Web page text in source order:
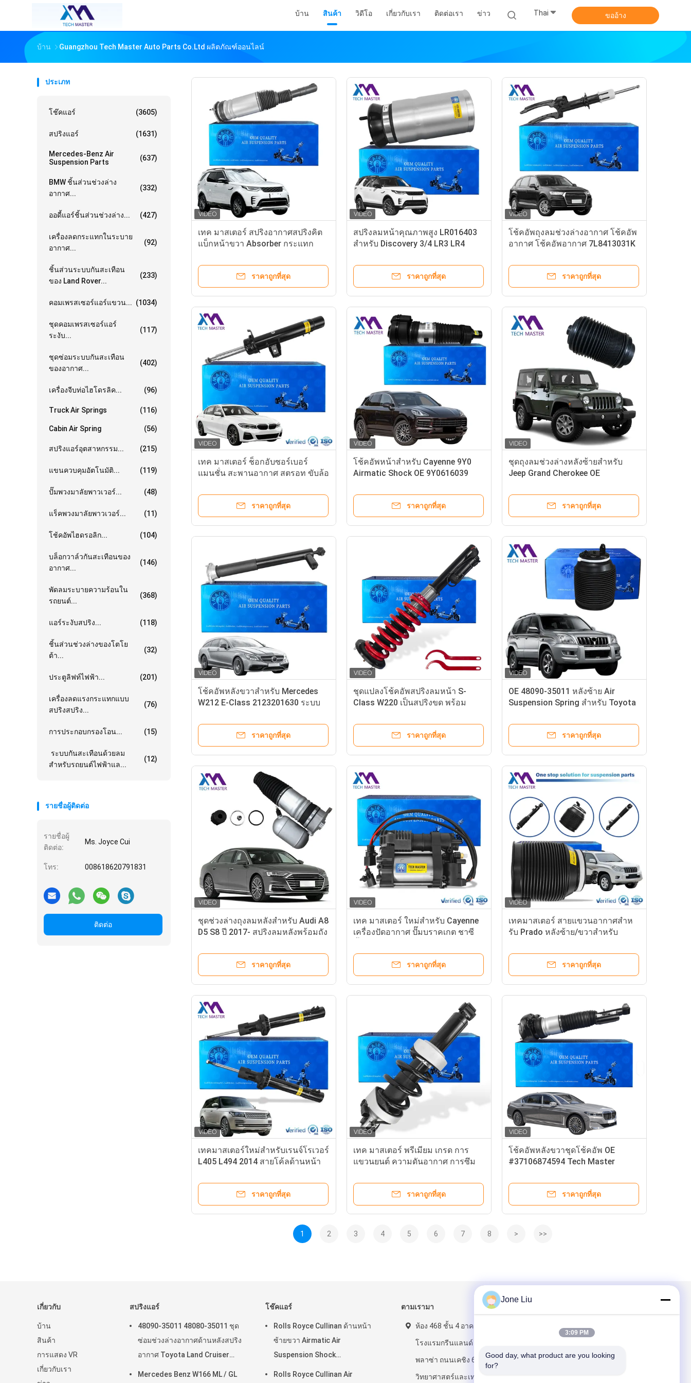
บ้าน สินค้า วิดีโอ เกี่ยวกับเรา ติดต่อเรา ข่าว Thai ขออ้าง
บ้าน Guangzhou Tech Master Auto Parts Co.ltd ผลิตภัณฑ์ออนไลน์
ประเภท
โช๊คแอร์ (3605)
สปริงแอร์ (1631)
Mercedes-Benz Air
Suspension Parts
(637)
BMW ชิ้นส่วนช่วงล่าง
อากาศ...
(332)
ออดี้แอร์ชิ้นส่วนช่วงล่าง... (427)
เครื่องลดกระแทกในระบาย
อากาศ...
(92)
ชิ้นส่วนระบบกันสะเทือน
ของ Land Rover...
(233)
คอมเพรสเซอร์แอร์แขวน... (1034)
ชุดคอมเพรสเซอร์แอร์
ระงับ...
(117)
ชุดซ่อมระบบกันสะเทือน
ของอากาศ...
(402)
เครื่องจีบท่อไฮโดรลิค... (96)
Truck Air Springs (116)
Cabin Air Spring (56)
สปริงแอร์อุตสาหกรรม... (215)
แขนควบคุมอัตโนมัติ... (119)
ปั๊มพวงมาลัยพาวเวอร์... (48)
แร็คพวงมาลัยพาวเวอร์... (11)
โช้คอัพไฮดรอลิก... (104)
บล็อกวาล์วกันสะเทือนของ
อากาศ...
(146)
พัดลมระบายความร้อนใน
รถยนต์...
(368)
แอร์ระงับสปริง... (118)
ชิ้นส่วนช่วงล่างของโตโย
ต้า...
(32)
ประตูลิฟท์ไฟฟ้า... (201)
เครื่องลดแรงกระแทกแบบ
สปริงสปริง...
(76)
การประกอบกรองโอน... (15)
ระบบกันสะเทือนด้วยลม
สำหรับรถยนต์ไฟฟ้าแล...
(12)
รายชื่อผู้ติดต่อ
รายชื่อผู้
ติดต่อ:
Ms. Joyce Cui
โทร: 008618620791831
ติดต่อ
เทค มาสเตอร์ สปริงอากาศสปริงคิต
แบ็กหน้าขวา Absorber กระแทก
Discovery 5 LR081560
ราคาถูกที่สุด
สปริงลมหน้าคุณภาพสูง LR016403
สำหรับ Discovery 3/4 LR3 LR4
ราคาถูกที่สุด
โช้คอัพถุงลมช่วงล่างอากาศ โช้คอัพ
อากาศ โช้คอัพอากาศ 7L8413031K
ขด โช้ค
ราคาถูกที่สุด
เทค มาสเตอร์ ช็อกอับซอร์เบอร์
แมนชั่น สะพานอากาศ สตรอท ขับล้อ
รุ่น OE 31316773256
ราคาถูกที่สุด
โช้คอัพหน้าสำหรับ Cayenne 9Y0
Airmatic Shock OE 9Y0616039
ราคาถูกที่สุด
ชุดถุงลมช่วงล่างหลังซ้ายสำหรับ
Jeep Grand Cherokee OE
ระบบช่วงล่างรถยนต์
ราคาถูกที่สุด
โช้คอัพหลังขวาสำหรับ Mercedes
W212 E-Class 2123201630 ระบบ
อะไหล่รถยนต์
ราคาถูกที่สุด
ชุดแปลงโช้คอัพสปริงลมหน้า S-
Class W220 เป็นสปริงขด พร้อม
ราคาถูกที่สุด
OE 48090-35011 หลังซ้าย Air
Suspension Spring สําหรับ Toyota
GX470 แอร์แบ็กสํารอง
ราคาถูกที่สุด
ชุดช่วงล่างถุงลมหลังสำหรับ Audi A8
D5 S8 ปี 2017- สปริงลมหลังพร้อมถัง
4N4616001B
ราคาถูกที่สุด
เทค มาสเตอร์ ใหม่สําหรับ Cayenne
เครื่องปัดอากาศ ปั๊มบราคเกต ชาซี
95835890100 95535890101
95835890102
ราคาถูกที่สุด
เทคมาสเตอร์ สายแขวนอากาศสําห
รับ Prado หลังซ้าย/ขวาสําหรับ
60010/48090-60010
ราคาถูกที่สุด
เทคมาสเตอร์ใหม่สําหรับเรนจ์โรเวอร์
L405 L494 2014 สายโค้ลด้านหน้า
OE#LR090636 LR087083
ราคาถูกที่สุด
เทค มาสเตอร์ พรีเมียม เกรด การ
แขวนยนต์ ความดันอากาศ การซึม
ซ้าย ADS สําหรับ R8 2006-2016
ราคาถูกที่สุด
โช้คอัพหลังขวาชุดโช้คอัพ OE
#37106874594 Tech Master
ราคาถูกที่สุด
1 2 3 4 5 6 7 8 > >>
เกี่ยวกับ
บ้าน
สินค้า
การแสดง VR
เกี่ยวกับเรา
สปริงแอร์
48090-35011 48080-35011 ชุด
ซ่อมช่วงล่างอากาศด้านหลังสปริง
อากาศ Toyota Land Cruiser
Mercedes Benz W166 ML / GL
โช๊คแอร์
Rolls Royce Cullinan ด้านหน้า
ซ้ายขวา Airmatic Air
Suspension Shock
Rolls Royce Cullinan Air
ตามเรามา
ห้อง 468 ชั้น 4 อาคาร 2
โรงแรมกรีนแลนด์ ฮุยชวน
พลาซ่า ถนนเคชิง 6 สวน
วิทยาศาสตร์และเทคโนโลยี
Jone Liu
3:09 PM
Good day, what product are you looking
for?